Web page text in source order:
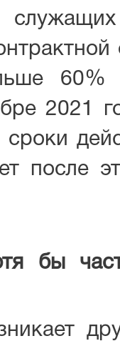
60%
2021
после
бы